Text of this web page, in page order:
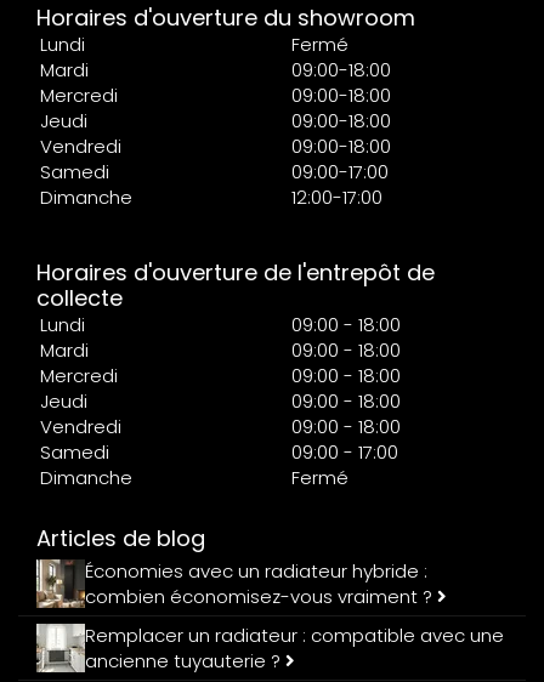
Horaires d'ouverture du showroom
Lundi
Fermé
Mardi
09:00-18:00
Mercredi
09:00-18:00
Jeudi
09:00-18:00
Vendredi
09:00-18:00
Samedi
09:00-17:00
Dimanche
12:00-17:00
Horaires d'ouverture de l'entrepôt de
collecte
Lundi
09:00 - 18:00
Mardi
09:00 - 18:00
Mercredi
09:00 - 18:00
Jeudi
09:00 - 18:00
Vendredi
09:00 - 18:00
Samedi
09:00 - 17:00
Dimanche
Fermé
Articles de blog
Économies avec un radiateur hybride :
combien économisez-vous vraiment ?
Remplacer un radiateur : compatible avec une
ancienne tuyauterie ?